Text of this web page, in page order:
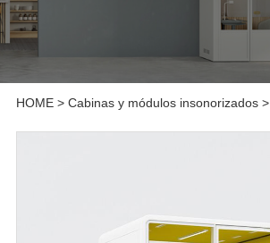
HOME> Cabinas y módulos insonorizados>